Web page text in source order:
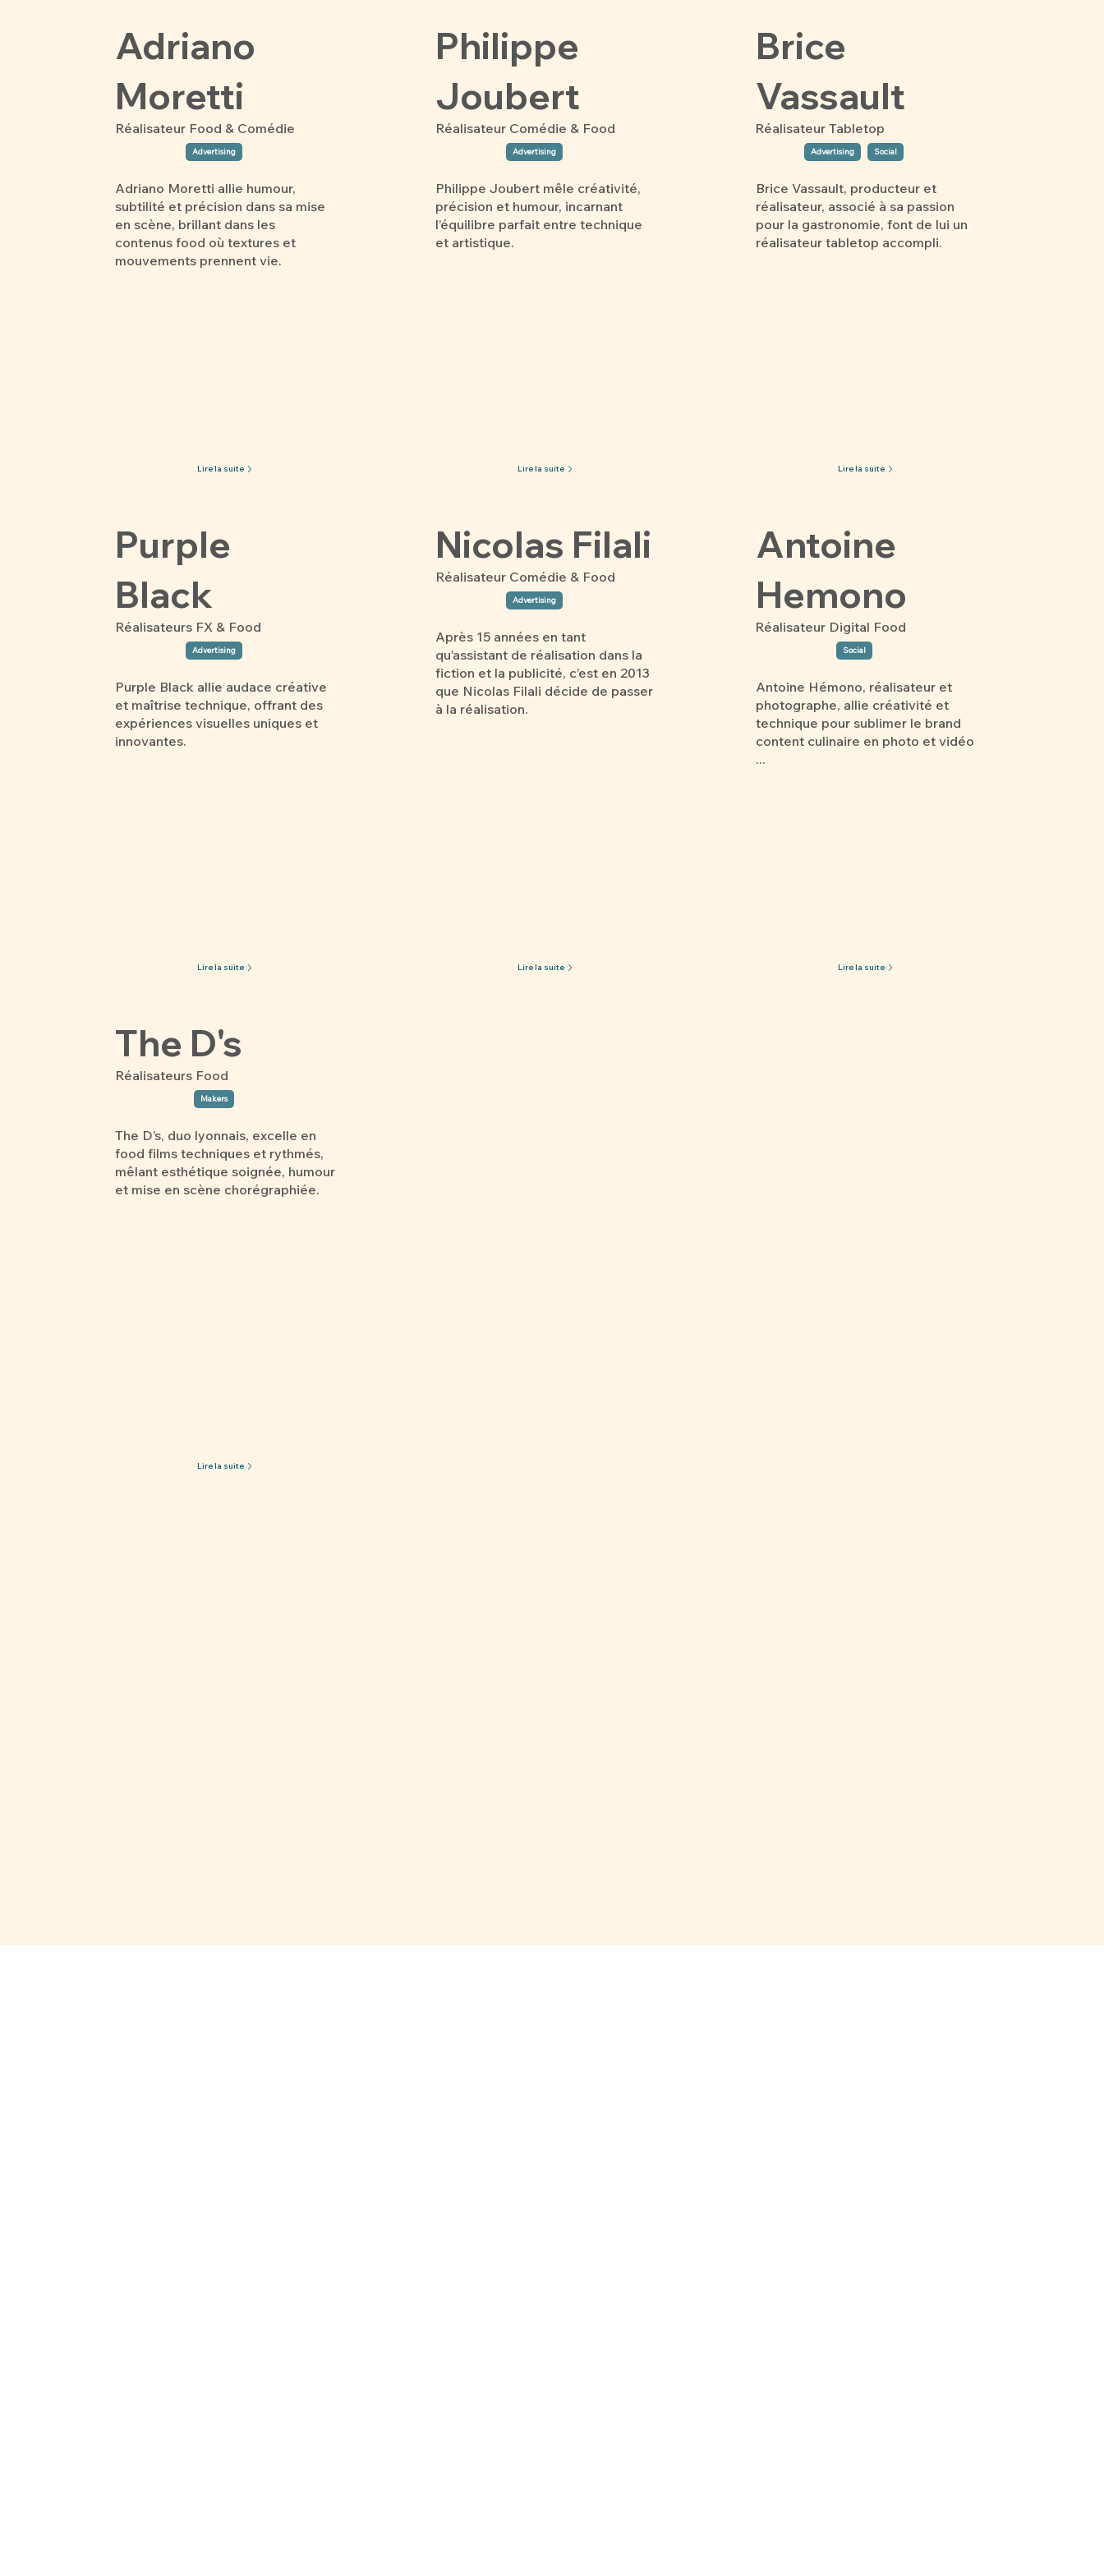
Adriano
Moretti
Réalisateur Food & Comédie
Advertising
Adriano Moretti allie humour,
subtilité et précision dans sa mise
en scène, brillant dans les
contenus food où textures et
mouvements prennent vie.
Lire la suite
Philippe
Joubert
Réalisateur Comédie & Food
Advertising
Philippe Joubert mêle créativité,
précision et humour, incarnant
l’équilibre parfait entre technique
et artistique.
Lire la suite
Brice
Vassault
Réalisateur Tabletop
Advertising Social
Brice Vassault, producteur et
réalisateur, associé à sa passion
pour la gastronomie, font de lui un
réalisateur tabletop accompli.
Lire la suite
Purple
Black
Réalisateurs FX & Food
Advertising
Purple Black allie audace créative
et maîtrise technique, offrant des
expériences visuelles uniques et
innovantes.
Lire la suite
Nicolas Filali
Réalisateur Comédie & Food
Advertising
Après 15 années en tant
qu’assistant de réalisation dans la
fiction et la publicité, c’est en 2013
que Nicolas Filali décide de passer
à la réalisation.
Lire la suite
Antoine
Hemono
Réalisateur Digital Food
Social
Antoine Hémono, réalisateur et
photographe, allie créativité et
technique pour sublimer le brand
content culinaire en photo et vidéo
...
Lire la suite
The D's
Réalisateurs Food
Makers
The D’s, duo lyonnais, excelle en
food films techniques et rythmés,
mêlant esthétique soignée, humour
et mise en scène chorégraphiée.
Lire la suite